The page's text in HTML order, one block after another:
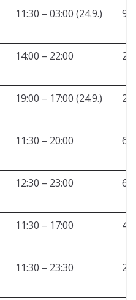
11:30 – 03:00 (24.9.)
14:00 – 22:00
19:00 – 17:00 (24.9.)
11:30 – 20:00
12:30 – 23:00
11:30 – 17:00
11:30 – 23:30